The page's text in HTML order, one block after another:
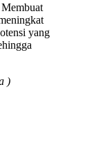
yang
)